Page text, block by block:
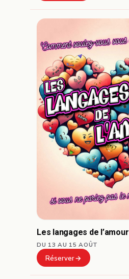
Les langages de l’amour
DU 13 AU 15 AOÛT
Réserver